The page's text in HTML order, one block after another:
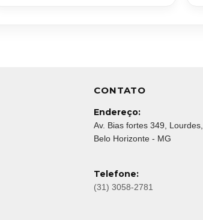
CONTATO
Endereço:
Av. Bias fortes 349, Lourdes,
Belo Horizonte - MG
Telefone:
(31) 3058-2781